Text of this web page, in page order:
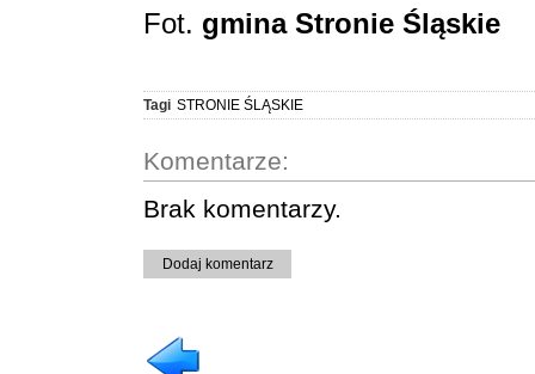
Fot. gmina Stronie Śląskie
Tagi STRONIE ŚLĄSKIE
Komentarze:
Brak komentarzy.
Dodaj komentarz